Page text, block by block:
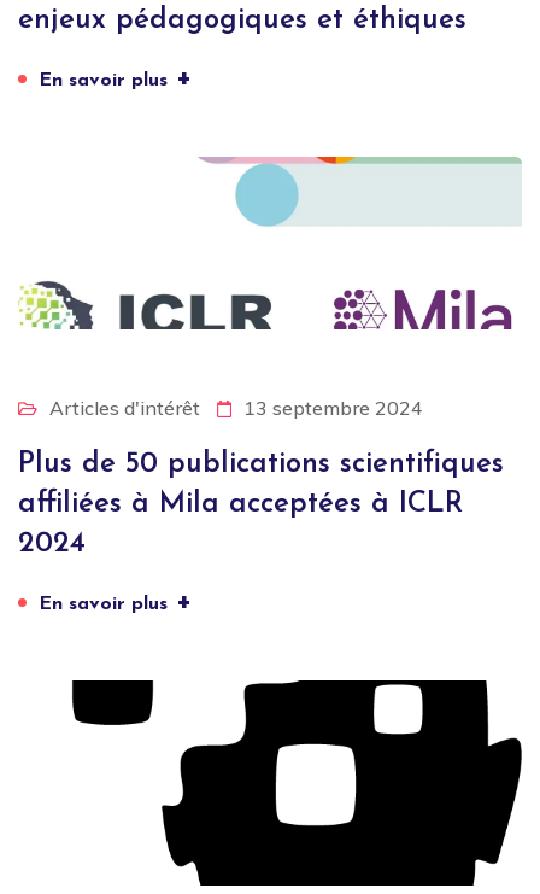
enjeux pédagogiques et éthiques
En savoir plus +
Articles d'intérêt 13 septembre 2024
Plus de 50 publications scientifiques
affiliées à Mila acceptées à ICLR
2024
En savoir plus +